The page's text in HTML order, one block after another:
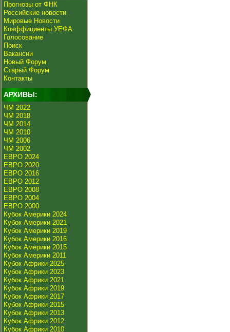
Прогнозы от ФНК
Российские новости
Мировые Новости
Коэффициенты УЕФА
Голосование
Поиск
Вакансии
Новый Форум
Старый Форум
Контакты
АРХИВЫ:
ЧМ 2022
ЧМ 2018
ЧМ 2014
ЧМ 2010
ЧМ 2006
ЧМ 2002
ЕВРО 2024
ЕВРО 2020
ЕВРО 2016
ЕВРО 2012
ЕВРО 2008
ЕВРО 2004
ЕВРО 2000
Кубок Америки 2024
Кубок Америки 2021
Кубок Америки 2019
Кубок Америки 2016
Кубок Америки 2015
Кубок Америки 2011
Кубок Африки 2025
Кубок Африки 2023
Кубок Африки 2021
Кубок Африки 2019
Кубок Африки 2017
Кубок Африки 2015
Кубок Африки 2013
Кубок Африки 2012
Кубок Африки 2010